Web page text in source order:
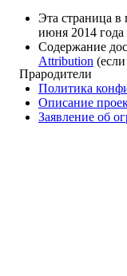
Прародители
Эта страница в
июня 2014 года
Содержание
Attribution
Политика
Описание
Заявление об